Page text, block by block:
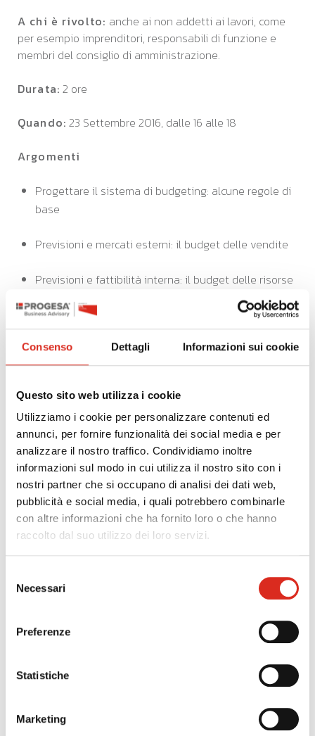
Consenso Dettagli Informazioni sui cookie
Questo sito web utilizza i cookie
Utilizziamo i cookie per personalizzare contenuti ed
annunci, per fornire funzionalità dei social media e per
analizzare il nostro traffico. Condividiamo inoltre
informazioni sul modo in cui utilizza il nostro sito con i
nostri partner che si occupano di analisi dei dati web,
pubblicità e social media, i quali potrebbero combinarle
con altre informazioni che ha fornito loro o che hanno
raccolto dal suo utilizzo dei loro servizi.
delNecessari
Preferenze
Statistiche
Marketing
A chi è rivolto: anche ai non addetti ai lavori, come
per esempio imprenditori, responsabili di funzione e
membri del consiglio di amministrazione.
Durata: 2 ore
Quando: 23 Settembre 2016, dalle 16 alle 18
Argomenti
Progettare il sistema di budgeting: alcune regole di
base
Previsioni e mercati esterni: il budget delle vendite
Previsioni e fattibilità interna: il budget delle risorse
La messa a punto delle previsioni aziendali
La revisione del budget e i forecast
corretto utilizzo del budget
Seconda parte, "Dal
budget al business
A chi è rivolto:
Quando:28 Settembre 2016, dalle 14.30 alle 18.30
Argomenti: